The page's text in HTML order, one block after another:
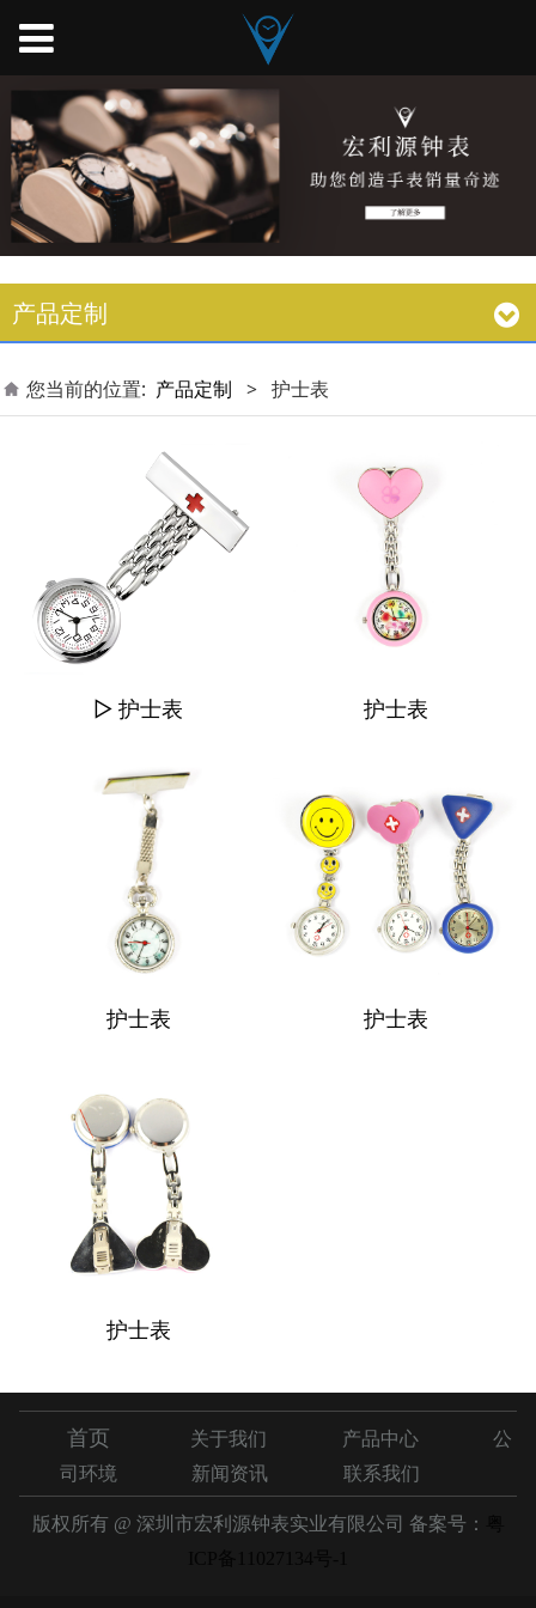
产品定制
您当前的位置: 产品定制 > 护士表
▷ 护士表 护士表
护士表 护士表
护士表
首页 关于我们 产品中心
公
司环境
新闻资讯 联系我们
版权所有 @ 深圳市宏利源钟表实业有限公司 备案号：